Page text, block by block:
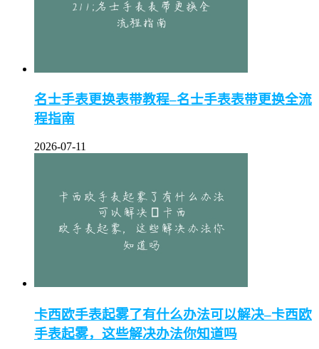
名士手表更换表带教程–名士手表表带更换全流
程指南
2026-07-11
卡西欧手表起雾了有什么办法可以解决–卡西欧
手表起雾，这些解决办法你知道吗